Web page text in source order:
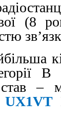
(8
–
UX1VT